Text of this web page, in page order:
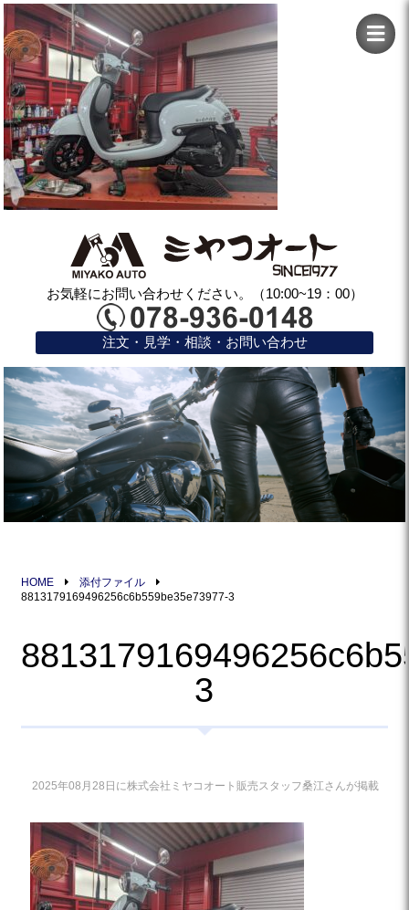
お気軽にお問い合わせください。（10:00~19：00）
注文・見学・相談・お問い合わせ
HOME
添付ファイル
8813179169496256c6b559be35e73977-3
3
2025年08月28日に株式会社ミヤコオート販売スタッフ桑江さんが掲載